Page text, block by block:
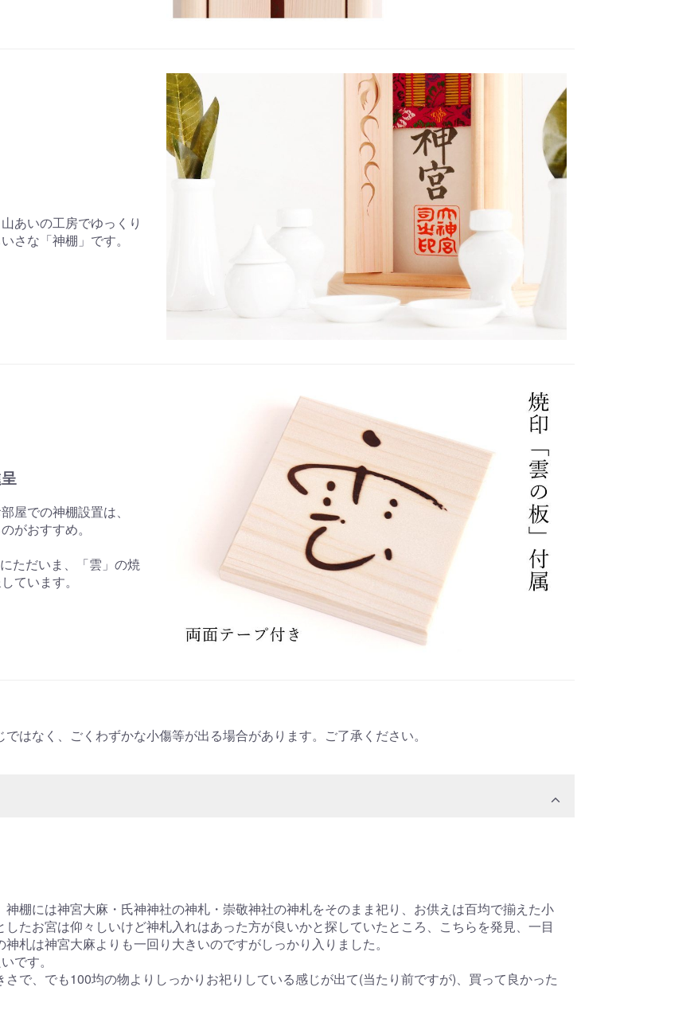
あいの工房でゆっくり
さな「神棚」です。
屋での神棚設置は、
がおすすめ。
ただいま、「雲」の焼
ています。
はなく、ごくわずかな小傷等が出る場合があります。ご了承ください。
棚には神宮大麻・氏神神社の神札・崇敬神社の神札をそのまま祀り、お供えは百均で揃えた小
たお宮は仰々しいけど神札入れはあった方が良いかと探していたところ、こちらを発見、一目
札は神宮大麻よりも一回り大きいのですがしっかり入りました。
です。
で、でも100均の物よりしっかりお祀りしている感じが出て(当たり前ですが)、買って良かった